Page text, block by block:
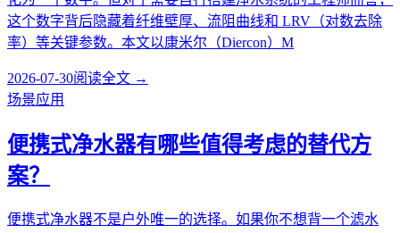
这个数字背后隐藏着纤维壁厚、流阻曲线和 LRV（对数去除
率）等关键参数。本文以康米尔（Diercon）M
2026-07-30阅读全文 →
场景应用
便携式净水器有哪些值得考虑的替代方
案？
便携式净水器不是户外唯一的选择。如果你不想背一个滤水